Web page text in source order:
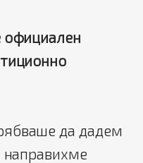
официален
да дадем
направихме